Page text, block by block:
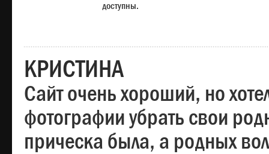
доступны.
КРИСТИНА
Сайт очень хороший, но
фотографии убрать свои
прическа была, а родных